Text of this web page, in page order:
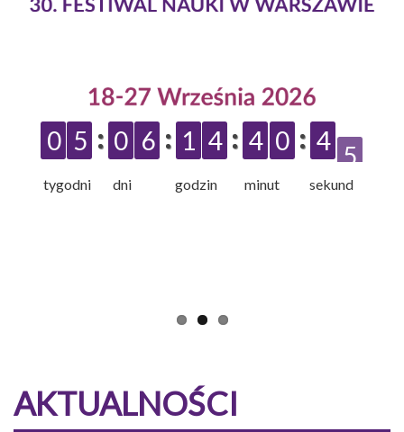
0 5 0 6 1 4 4 0 4 4
tygodni dni godzin minut sekund
AKTUALNOŚCI